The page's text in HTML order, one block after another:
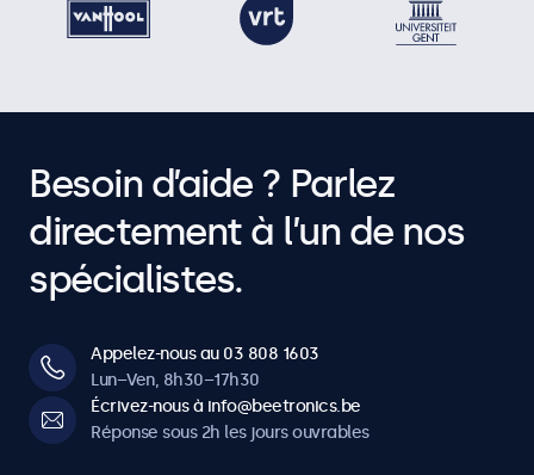
Besoin d’aide ? Parlez
directement à l’un de nos
spécialistes.
Appelez-nous au 03 808 1603
Lun–Ven, 8h30–17h30
Écrivez-nous à info@beetronics.be
Réponse sous 2h les jours ouvrables